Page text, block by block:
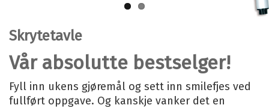
Skrytetavle
Vår absolutte bestselger!
Fyll inn ukens gjøremål og sett inn smilefjes ved
fullført oppgave. Og kanskje vanker det en